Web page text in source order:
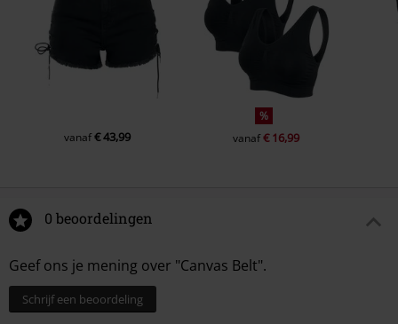
vanaf€ 43,99
%
vanaf€ 16,99
0 beoordelingen
Geef ons je mening over "Canvas Belt".
Schrijf een beoordeling